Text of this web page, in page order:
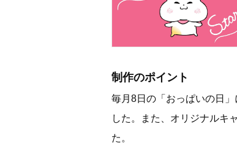
制作のポイント
毎月8日の「おっぱいの日
した。また、オリジナルキ
た。